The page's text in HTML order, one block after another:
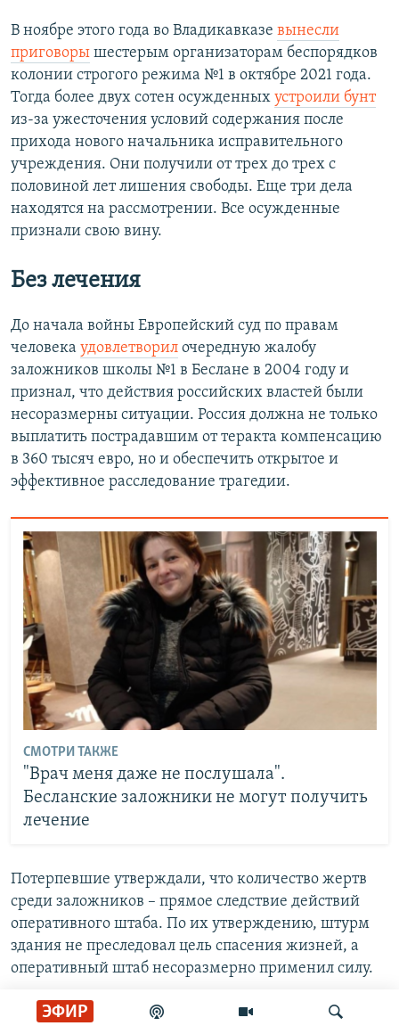
ЭФИР
В ноябре этого года во Владикавказе вынесли
приговоры шестерым организаторам беспорядков
колонии строгого режима №1 в октябре 2021 года.
Тогда более двух сотен осужденных устроили бунт
из-за ужесточения условий содержания после
прихода нового начальника исправительного
учреждения. Они получили от трех до трех с
половиной лет лишения свободы. Еще три дела
находятся на рассмотрении. Все осужденные
признали свою вину.
Без лечения
До начала войны Европейский суд по правам
человека удовлетворил очередную жалобу
заложников школы №1 в Беслане в 2004 году и
признал, что действия российских властей были
несоразмерны ситуации. Россия должна не только
выплатить пострадавшим от теракта компенсацию
в 360 тысяч евро, но и обеспечить открытое и
эффективное расследование трагедии.
СМОТРИ ТАКЖЕ
"Врач меня даже не послушала".
Бесланские заложники не могут получить
лечение
Потерпевшие утверждали, что количество жертв
среди заложников – прямое следствие действий
оперативного штаба. По их утверждению, штурм
здания не преследовал цель спасения жизней, а
оперативный штаб несоразмерно применил силу.
Рассмотрение жалобы заняло девять лет. Суд